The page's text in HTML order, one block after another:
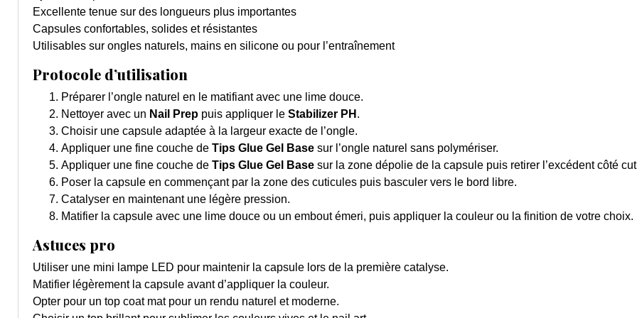
Excellente tenue sur des longueurs plus importantes
Capsules confortables, solides et résistantes
Utilisables sur ongles naturels, mains en silicone ou pour l’entraînement
Protocole d’utilisation
Préparer l’ongle naturel en le matifiant avec une lime douce.
Nettoyer avec un Nail Prep puis appliquer le Stabilizer PH .
Choisir une capsule adaptée à la largeur exacte de l’ongle.
Appliquer une fine couche de Tips Glue Gel Base sur l’ongle naturel sans polymériser.
Appliquer une fine couche de Tips Glue Gel Base sur la zone dépolie de la capsule puis retirer l’excédent côté
Poser la capsule en commençant par la zone des cuticules puis basculer vers le bord libre.
Catalyser en maintenant une légère pression.
Matifier la capsule avec une lime douce ou un embout émeri, puis appliquer la couleur ou la finition de votre choix.
Astuces pro
Utiliser une mini lampe LED pour maintenir la capsule lors de la première catalyse.
Matifier légèrement la capsule avant d’appliquer la couleur.
Opter pour un top coat mat pour un rendu naturel et moderne.